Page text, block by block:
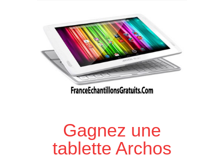
Gagnez une
tablette Archos